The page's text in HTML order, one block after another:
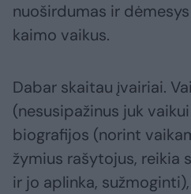
nuoširdumas ir
kaimo vaikus.
Dabar skaitau įvairiai.
(nesusipažinus juk
biografijos (norint
žymius rašytojus, reikia
ir jo aplinka,